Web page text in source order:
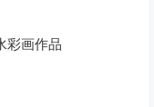
彩画作品